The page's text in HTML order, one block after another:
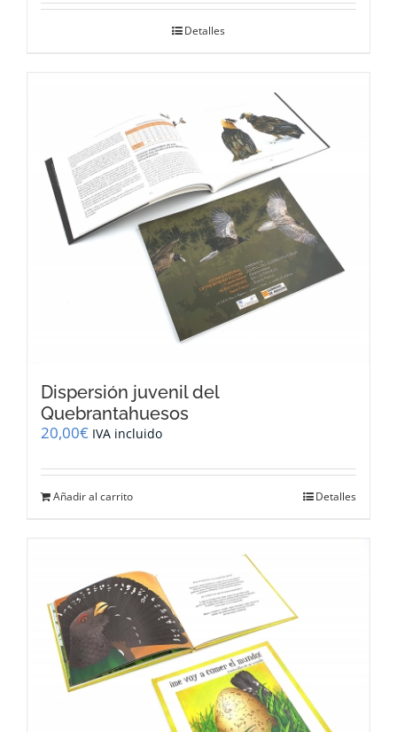
Detalles
Dispersión juvenil del
Quebrantahuesos
20,00€ IVA incluido
Añadir al carrito Detalles